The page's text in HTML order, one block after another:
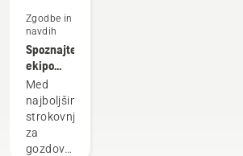
Zgodbe in
navdih
Spoznajte
ekipo
Husqvarna
H-Team
– naše
najzahtevnejše
uporabnike
Med
najboljšimi
strokovnjaki
za
gozdove